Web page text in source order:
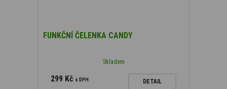
FUNKČNÍ ČELENKA CANDY
Skladem
299 Kč s DPH DETAIL